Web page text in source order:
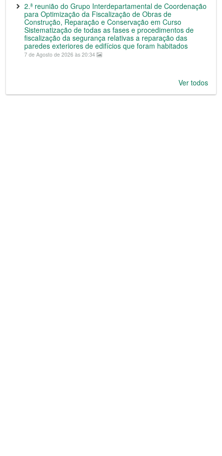
2.ª reunião do Grupo Interdepartamental de Coordenação
para Optimização da Fiscalização de Obras de
Construção, Reparação e Conservação em Curso
Sistematização de todas as fases e procedimentos de
fiscalização da segurança relativas a reparação das
paredes exteriores de edifícios que foram habitados
7 de Agosto de 2026 às 20:34
Ver todos